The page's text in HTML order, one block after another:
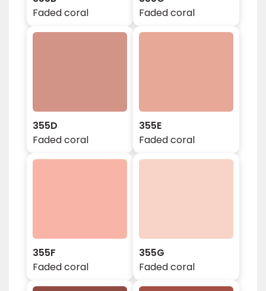
Faded coral
Faded coral
355D
Faded coral
355E
Faded coral
355F
Faded coral
355G
Faded coral